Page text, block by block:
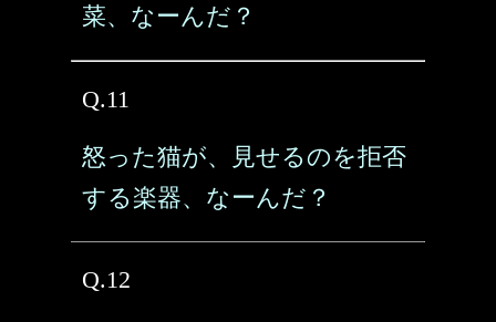
菜、なーんだ？
Q.11
怒った猫が、見せるのを拒否
する楽器、なーんだ？
Q.12